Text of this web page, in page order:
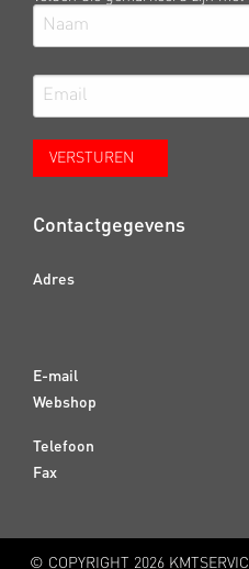
Contactgegevens
Adres
E-mail
Webshop
Telefoon
Fax
© COPYRIGHT 2026